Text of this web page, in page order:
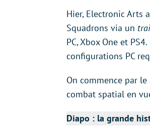
Hier, Electronic Arts
Squadrons via un
PC, Xbox One et
configurations PC
On commence par le
combat spatial en
Diapo : la grande